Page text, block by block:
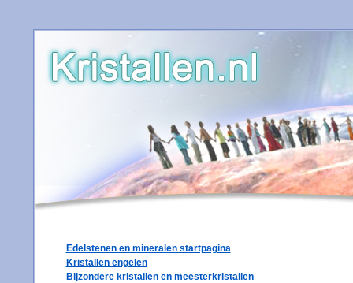
Edelstenen en mineralen startpagina
Kristallen engelen
Bijzondere kristallen en meesterkristallen